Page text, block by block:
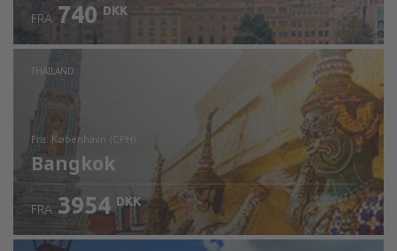
Kontrollér oplysninger
FRA 740 DKK
THAILAND
fra: København (CPH)
Bangkok
FRA 3954 DKK